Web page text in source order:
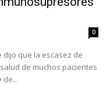
0
dijo que la escasez de
de muchos pacientes
de...